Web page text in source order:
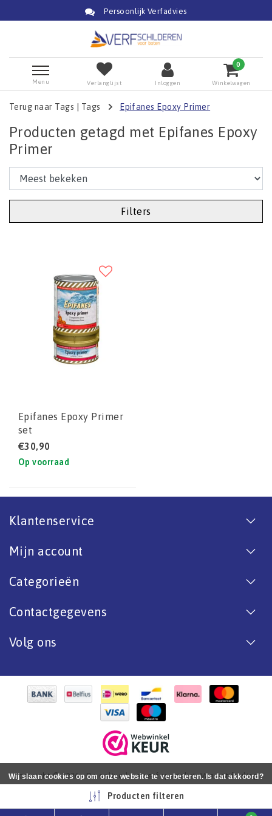
Persoonlijk Verfadvies
Menu Verlanglijst Inloggen
0
Winkelwagen
Terug naar Tags Tags Epifanes Epoxy Primer
Producten getagd met Epifanes Epoxy
Primer
Filters
Epifanes Epoxy Primer
set
€30,90
Op voorraad
Klantenservice
Mijn account
Categorieën
Contactgegevens
Volg ons
Copyright © 2026 - De online bootverf specialist. Van antifouling
tot aflak. - All rights reserved - RealizationInStijl Media
Producten filteren
Wij slaan cookies op om onze website te verbeteren. Is dat akkoord?
Nee Meer over cookies »